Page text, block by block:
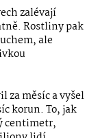
zalévají
Rostliny pak
ale
za měsíc a vyšel
korun. To, jak
centimetr,